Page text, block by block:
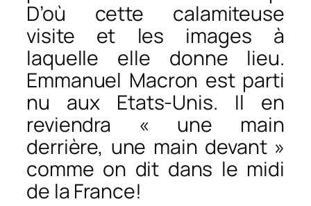
D’où cette calamiteuse
visite et les images à
laquelle elle donne lieu.
Emmanuel Macron est parti
nu aux Etats-Unis. Il en
reviendra « une main
derrière, une main devant »
comme on dit dans le midi
de la France!